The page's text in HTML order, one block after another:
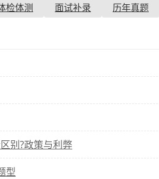
检体测 面试补录 历年真题
别?政策与利弊
型